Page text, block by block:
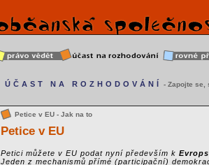
ÚČAST NA ROZHODOVÁNÍ - Zapojte se,
Petice v EU - Jak na to
Petice v EU
Petici můžete v EU podat nyní především k
Jeden z mechanismů přímé (participační)